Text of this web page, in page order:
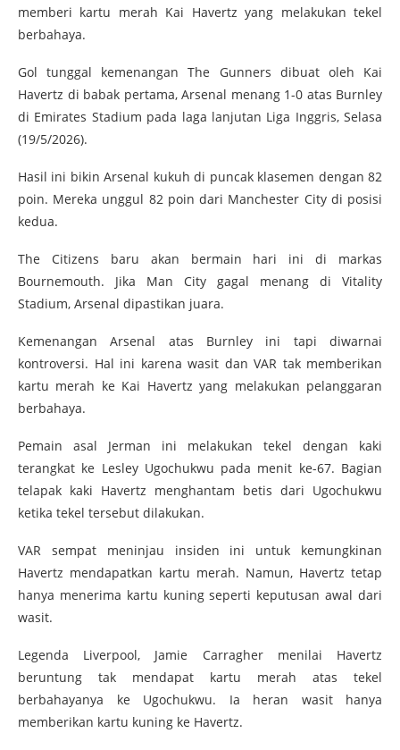
memberi kartu merah Kai Havertz yang melakukan tekel
berbahaya.
Gol tunggal kemenangan The Gunners dibuat oleh Kai
Havertz di babak pertama, Arsenal menang 1-0 atas Burnley
di Emirates Stadium pada laga lanjutan Liga Inggris, Selasa
(19/5/2026).
Hasil ini bikin Arsenal kukuh di puncak klasemen dengan 82
poin. Mereka unggul 82 poin dari Manchester City di posisi
kedua.
The Citizens baru akan bermain hari ini di markas
Bournemouth. Jika Man City gagal menang di Vitality
Stadium, Arsenal dipastikan juara.
Kemenangan Arsenal atas Burnley ini tapi diwarnai
kontroversi. Hal ini karena wasit dan VAR tak memberikan
kartu merah ke Kai Havertz yang melakukan pelanggaran
berbahaya.
Pemain asal Jerman ini melakukan tekel dengan kaki
terangkat ke Lesley Ugochukwu pada menit ke-67. Bagian
telapak kaki Havertz menghantam betis dari Ugochukwu
ketika tekel tersebut dilakukan.
VAR sempat meninjau insiden ini untuk kemungkinan
Havertz mendapatkan kartu merah. Namun, Havertz tetap
hanya menerima kartu kuning seperti keputusan awal dari
wasit.
Legenda Liverpool, Jamie Carragher menilai Havertz
beruntung tak mendapat kartu merah atas tekel
berbahayanya ke Ugochukwu. Ia heran wasit hanya
memberikan kartu kuning ke Havertz.